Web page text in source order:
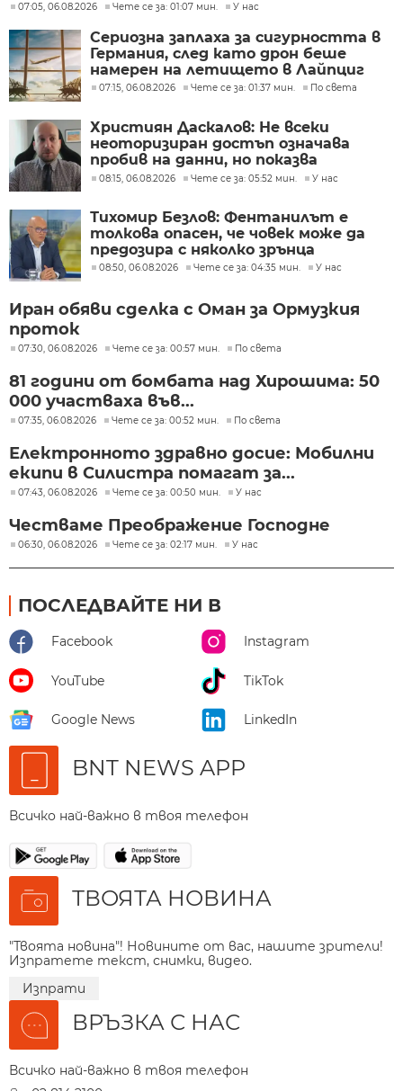
07:05, 06.08.2026 Чете се за: 01:07 мин. У нас
Сериозна заплаха за сигурността в
Германия, след като дрон беше
намерен на летището в Лайпциг
07:15, 06.08.2026 Чете се за: 01:37 мин. По света
Християн Даскалов: Не всеки
неоторизиран достъп означава
пробив на данни, но показва
сериозни пропуски в
08:15, 06.08.2026 Чете се за: 05:52 мин. У нас
Тихомир Безлов: Фентанилът е
толкова опасен, че човек може да
предозира с няколко зрънца
08:50, 06.08.2026 Чете се за: 04:35 мин. У нас
Иран обяви сделка с Оман за Ормузкия
проток
07:30, 06.08.2026 Чете се за: 00:57 мин. По света
81 години от бомбата над Хирошима: 50
000 участваха във...
07:35, 06.08.2026 Чете се за: 00:52 мин. По света
Електронното здравно досие: Мобилни
екипи в Силистра помагат за...
07:43, 06.08.2026 Чете се за: 00:50 мин. У нас
Честваме Преображение Господне
06:30, 06.08.2026 Чете се за: 02:17 мин. У нас
ПОСЛЕДВАЙТЕ НИ В
Facebook Instagram
YouTube TikTok
Google News LinkedIn
BNT NEWS APP
Всичко най-важно в твоя телефон
ТВОЯТА НОВИНА
"Твоята новина"! Новините от вас, нашите зрители!
Изпратете текст, снимки, видео.
Изпрати
ВРЪЗКА С НАС
Всичко най-важно в твоя телефон